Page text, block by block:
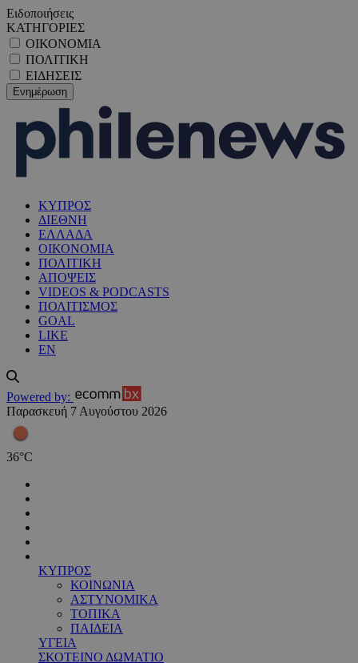
Ειδοποιήσεις
ΚΑΤΗΓΟΡΙΕΣ
ΟΙΚΟΝΟΜΙΑ
ΠΟΛΙΤΙΚΗ
ΕΙΔΗΣΕΙΣ
ΚΥΠΡΟΣ
ΔΙΕΘΝΗ
ΕΛΛΑΔΑ
ΟΙΚΟΝΟΜΙΑ
ΠΟΛΙΤΙΚΗ
ΑΠΟΨΕΙΣ
VIDEOS & PODCASTS
ΠΟΛΙΤΙΣΜΟΣ
GOAL
LIKE
EN
Powered by:
Παρασκευή 7 Αυγούστου 2026
36°C
ΚΥΠΡΟΣ
ΚΟΙΝΩΝΙΑ
ΑΣΤΥΝΟΜΙΚΑ
ΤΟΠΙΚΑ
ΠΑΙΔΕΙΑ
ΥΓΕΙΑ
ΣΚΟΤΕΙΝΟ ΔΩΜΑΤΙΟ